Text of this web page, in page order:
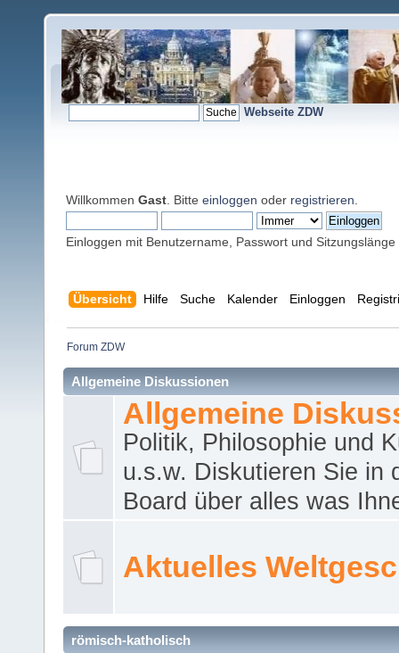
Webseite ZDW
Willkommen Gast . Bitte einloggen oder registrieren
Einloggen mit Benutzername, Passwort und Sitzungslänge
Übersicht Hilfe Suche Kalender Einloggen
Forum ZDW
Allgemeine Diskussionen
Allgemeine
Politik, Philosophie und
u.s.w. Diskutieren Sie in
Board über alles was
Aktuelles
römisch-katholisch